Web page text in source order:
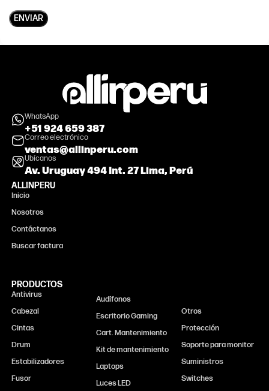
WhatsApp
+51 924 659 387
Correo electrónico
ventas@allinperu.com
Ubícanos
Av. Uruguay 494 Int. 27 Lima, Perú
ALLINPERU
Inicio
Nosotros
Contáctanos
Buscar factura
PRODUCTOS
Antivirus
Cabezal
Cintas
Drum
Estabilizadores
Fusor
Audífonos
Escritorio Gaming
Cart. Mantenimiento
Kit de mantenimiento
Laptops
Luces LED
Otros
Protección
Soporte para monitor
Suministros
Switches